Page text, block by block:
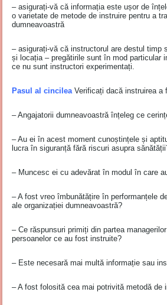
– asigurați-vă că informația este ușor de
o varietate de metode de instruire pentru a
dumneavoastră
– asigurați-vă că instructorul are destul timp
și locația – pregătirile sunt în mod particular
ce nu sunt instructori experimentați.
Pasul al cincileaVerificați dacă instruirea a
– Angajatorii dumneavoastră înțeleg ce
– Au ei în acest moment cunoștințele și
lucra în siguranță fără riscuri asupra
– Muncesc ei cu adevărat în modul în care
– A fost vreo îmbunătățire în performanțele
ale organizației dumneavoastră?
– Ce răspunsuri primiți din partea
persoanelor ce au fost instruite?
– Este necesară mai multă informație sau
– A fost folosită cea mai potrivită metodă de